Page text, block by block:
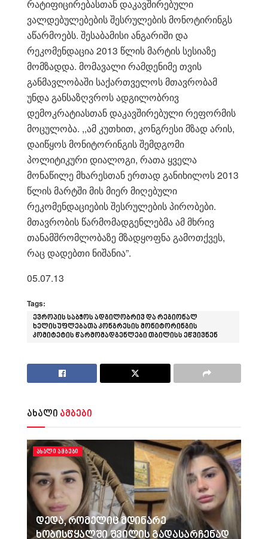
რატიფიცირებასთან დაკავშირებული
ვალდებულებების შესრულების მონოტირინგს
აწარმოებს. შესაბამისი ანგარიში და
რეკომენდაცია 2013 წლის მარტის სესიაზე
მომზადდა. მომავალი რამდენიმე თვის
განმავლობაში საქართველოს მთავრობამ
უნდა განსაზღვროს ადგილობრივ
დემოკრატიასთან დაკავშირებული რეფორმის
მოცულობა. ,,ამ კუთხით, კონგრესი მზად არის,
დაიწყოს მონიტორინგის შემდგომი
პოლიტიკური დიალოგი, რათა ყველა
მონაწილე მხარესთან ერთად განიხილოს 2013
წლის მარტში მის მიერ მიღებული
რეკომენდაციების შესრულების პირობები.
მთავრობის წარმომადგენლებმა ამ მხრივ
თანამშრომლობაზე მზადყოფნა გამოთქვეს,
რაც დადებთი ნიშანია”.
05.07.13
Tags:
ევროპის საბჭოს ადგილობრივ და რეგიონალ
ხელისუფლებათა კონგრესის მონიტორინგის
კომიტეტის წარმომადგენლები თბილისს ეწვივნენ
ახალი ამბები
ᲐᲮᲐᲚᲘ ᲐᲛᲑᲔᲑᲘ
დედა, რომელიც მდინარე
ხობისწყალში შვილის გადასარჩენად